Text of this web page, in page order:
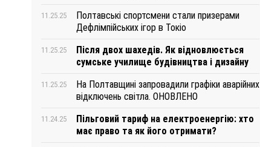
11.25.25
Полтавські спортсмени стали призерами
Дефлімпійських ігор в Токіо
11.25.25
Після двох шахедів. Як відновлюється
сумське училище будівництва і дизайну
11.25.25
На Полтавщині запровадили графіки аварійних
відключень світла. ОНОВЛЕНО
11.24.25
Пільговий тариф на електроенергію: хто
має право та як його отримати?